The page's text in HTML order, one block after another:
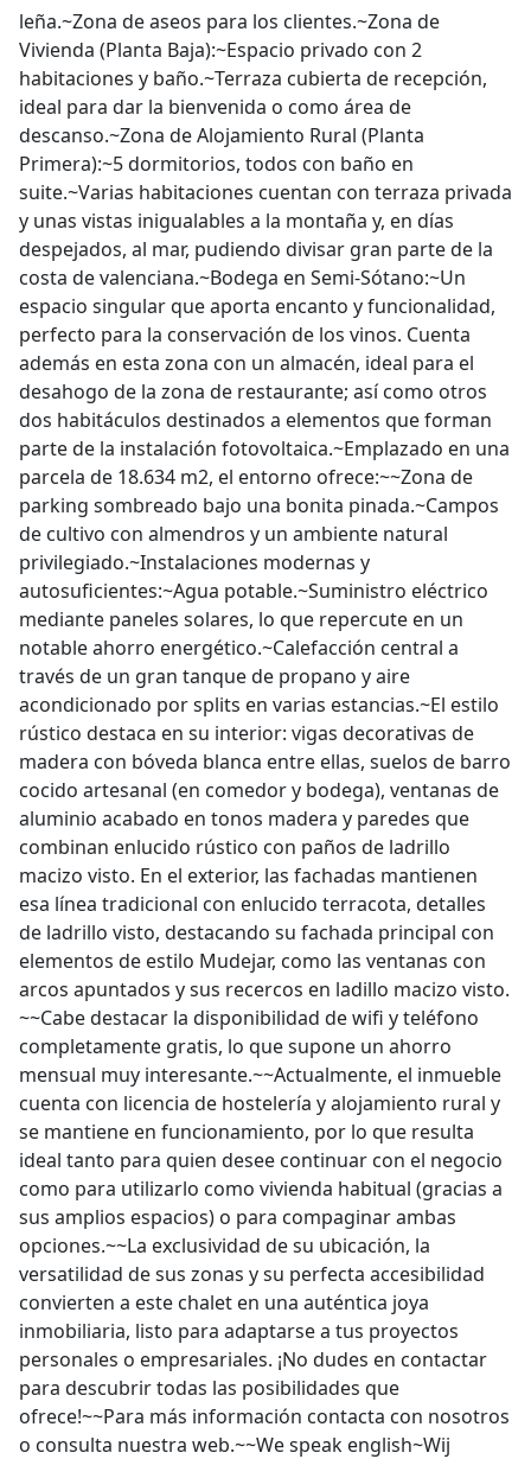
leña.~Zona de aseos para los clientes.~Zona de
Vivienda (Planta Baja):~Espacio privado con 2
habitaciones y baño.~Terraza cubierta de recepción,
ideal para dar la bienvenida o como área de
descanso.~Zona de Alojamiento Rural (Planta
Primera):~5 dormitorios, todos con baño en
suite.~Varias habitaciones cuentan con terraza privada
y unas vistas inigualables a la montaña y, en días
despejados, al mar, pudiendo divisar gran parte de la
costa de valenciana.~Bodega en Semi-Sótano:~Un
espacio singular que aporta encanto y funcionalidad,
perfecto para la conservación de los vinos. Cuenta
además en esta zona con un almacén, ideal para el
desahogo de la zona de restaurante; así como otros
dos habitáculos destinados a elementos que forman
parte de la instalación fotovoltaica.~Emplazado en una
parcela de 18.634 m2, el entorno ofrece:~~Zona de
parking sombreado bajo una bonita pinada.~Campos
de cultivo con almendros y un ambiente natural
privilegiado.~Instalaciones modernas y
autosuficientes:~Agua potable.~Suministro eléctrico
mediante paneles solares, lo que repercute en un
notable ahorro energético.~Calefacción central a
través de un gran tanque de propano y aire
acondicionado por splits en varias estancias.~El estilo
rústico destaca en su interior: vigas decorativas de
madera con bóveda blanca entre ellas, suelos de barro
cocido artesanal (en comedor y bodega), ventanas de
aluminio acabado en tonos madera y paredes que
combinan enlucido rústico con paños de ladrillo
macizo visto. En el exterior, las fachadas mantienen
esa línea tradicional con enlucido terracota, detalles
de ladrillo visto, destacando su fachada principal con
elementos de estilo Mudejar, como las ventanas con
arcos apuntados y sus recercos en ladillo macizo visto.
~~Cabe destacar la disponibilidad de wifi y teléfono
completamente gratis, lo que supone un ahorro
mensual muy interesante.~~Actualmente, el inmueble
cuenta con licencia de hostelería y alojamiento rural y
se mantiene en funcionamiento, por lo que resulta
ideal tanto para quien desee continuar con el negocio
como para utilizarlo como vivienda habitual (gracias a
sus amplios espacios) o para compaginar ambas
opciones.~~La exclusividad de su ubicación, la
versatilidad de sus zonas y su perfecta accesibilidad
convierten a este chalet en una auténtica joya
inmobiliaria, listo para adaptarse a tus proyectos
personales o empresariales. ¡No dudes en contactar
para descubrir todas las posibilidades que
ofrece!~~Para más información contacta con nosotros
o consulta nuestra web.~~We speak english~Wij